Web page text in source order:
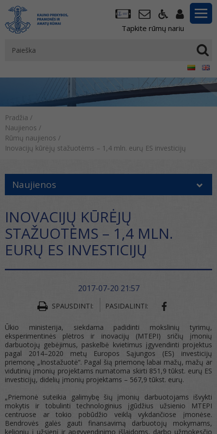
Tapkite rūmų nariu
Pradžia /
Naujienos /
Rūmų naujienos /
Inovacijų kūrėjų stažuotėms – 1,4 mln. eurų ES investicijų
Naujienos
INOVACIJŲ KŪRĖJŲ
STAŽUOTĖMS – 1,4 MLN.
EURŲ ES INVESTICIJŲ
2017-07-20 21:57
SPAUSDINTI: PASIDALINTI:
Ūkio ministerija, siekdama padidinti mokslinių tyrimų,
eksperimentinės plėtros ir inovacijų (MTEPI) sričių įmonių
darbuotojų gebėjimus, paskelbė kvietimus įgyvendinti projektus
pagal 2014–2020 metų Europos Sąjungos (ES) investicijų
priemonę „Inostažuotė“. Pagal šią priemonę labai mažų, mažų ar
vidutinių įmonių projektams numatoma skirti 851,9 tūkst. eurų ES
investicijų, didelių įmonių projektams – 567,9 tūkst. eurų.
„Priemonė suteikia galimybę šių įmonių darbuotojams išvykti
mokytis ir tobulinti technologinius įgūdžius užsienio MTEPI
centruose ar tokio pobūdžio veiklą vykdančiose įmonėse.
Bendrovės galės gauti finansavimą darbuotojų mokymams,
kelionių į užsienį ir apgyvendinimo išlaidoms, darbo užmokesčio